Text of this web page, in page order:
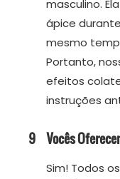
masculino.
ápice
mesmo
Portanto,
efeitos
instruções
9 Vocês
Sim! Todos